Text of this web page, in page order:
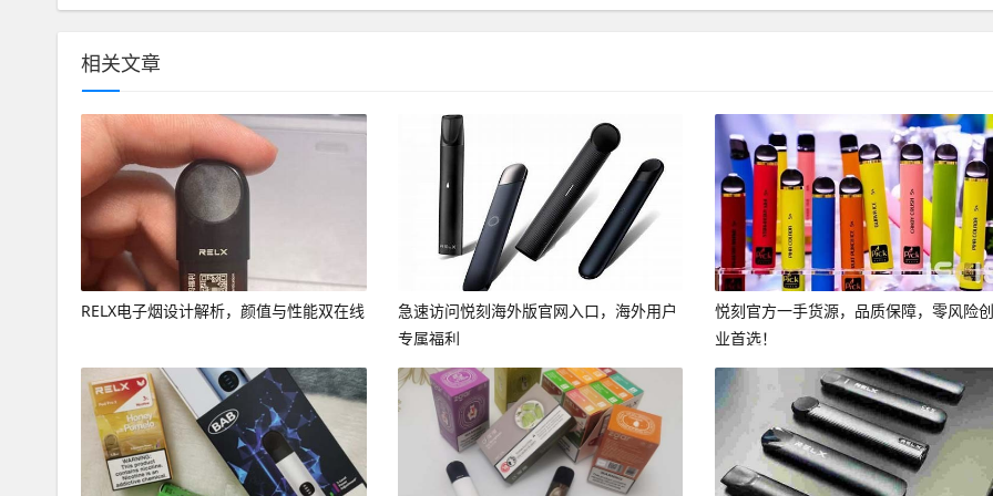
相关文章
RELX电子烟设计解析，颜值与性能双在线
急速访问悦刻海外版官网入口，海外用户
专属福利
悦刻官方一手货源，品质保障，零风险创
业首选！